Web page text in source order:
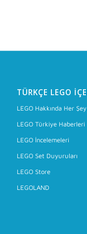
TÜRKÇE LEGO
LEGO Hakkında Her
LEGO Türkiye Haberleri
LEGO İncelemeleri
LEGO Set Duyuruları
LEGO Store
LEGOLAND